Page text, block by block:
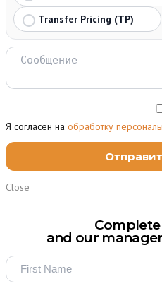
Transfer Pricing (TP)
Я согласен на обработку
Close
and our